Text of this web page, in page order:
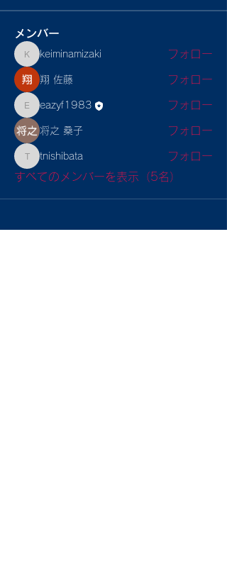
メンバー
keiminamizaki
keiminamizaki フォロー
翔 佐藤 フォロー
eazyf1983
eazyf1983 フォロー
将之 桑子 フォロー
tnishibata
tnishibata
フォロー
すべてのメンバーを表示（5名）